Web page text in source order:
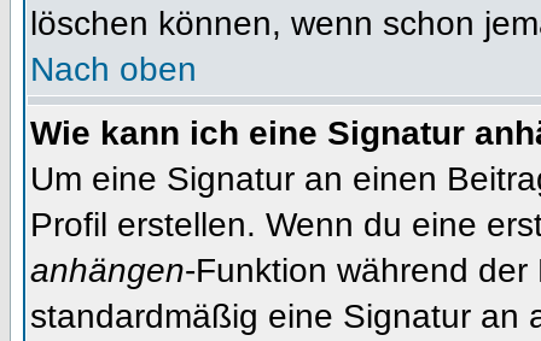
löschen können, wenn schon
Nach oben
Wie kann ich eine Signatur
Um eine Signatur an einen
Profil erstellen. Wenn du eine
anhängen-Funktion während
standardmäßig eine Signatur an